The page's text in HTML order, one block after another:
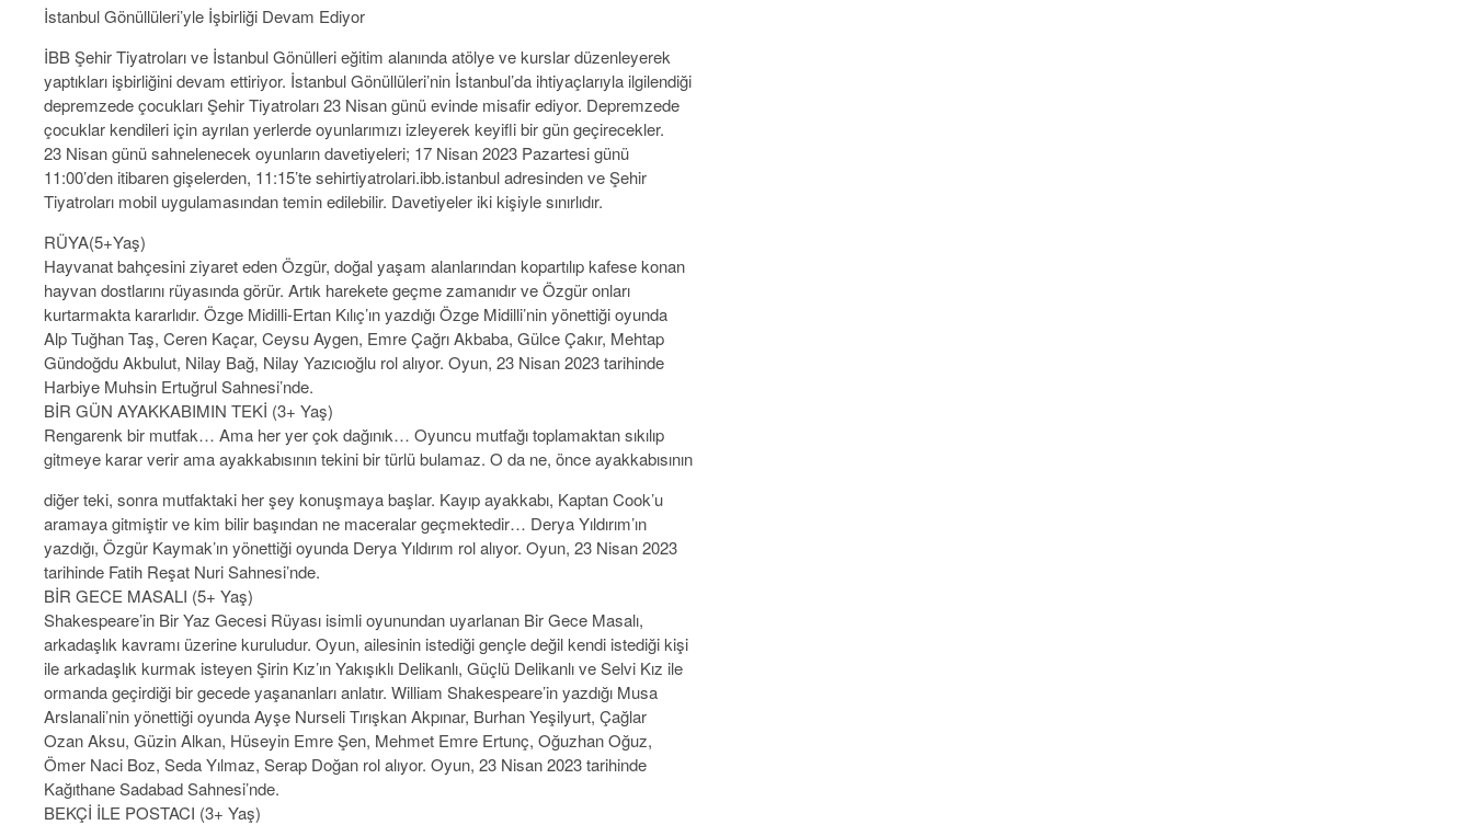
İstanbul Gönüllüleri’yle İşbirliği Devam Ediyor
İBB Şehir Tiyatroları ve İstanbul Gönülleri eğitim alanında atölye ve kurslar düzenleyerek
yaptıkları işbirliğini devam ettiriyor. İstanbul Gönüllüleri’nin İstanbul’da ihtiyaçlarıyla ilgilendiği
depremzede çocukları Şehir Tiyatroları 23 Nisan günü evinde misafir ediyor. Depremzede
çocuklar kendileri için ayrılan yerlerde oyunlarımızı izleyerek keyifli bir gün geçirecekler.
23 Nisan günü sahnelenecek oyunların davetiyeleri; 17 Nisan 2023 Pazartesi günü
11:00’den itibaren gişelerden, 11:15’te sehirtiyatrolari.ibb.istanbul adresinden ve Şehir
Tiyatroları mobil uygulamasından temin edilebilir. Davetiyeler iki kişiyle sınırlıdır.
RÜYA(5+Yaş)
Hayvanat bahçesini ziyaret eden Özgür, doğal yaşam alanlarından kopartılıp kafese konan
hayvan dostlarını rüyasında görür. Artık harekete geçme zamanıdır ve Özgür onları
kurtarmakta kararlıdır. Özge Midilli-Ertan Kılıç’ın yazdığı Özge Midilli’nin yönettiği oyunda
Alp Tuğhan Taş, Ceren Kaçar, Ceysu Aygen, Emre Çağrı Akbaba, Gülce Çakır, Mehtap
Gündoğdu Akbulut, Nilay Bağ, Nilay Yazıcıoğlu rol alıyor. Oyun, 23 Nisan 2023 tarihinde
Harbiye Muhsin Ertuğrul Sahnesi’nde.
BİR GÜN AYAKKABIMIN TEKİ (3+ Yaş)
Rengarenk bir mutfak… Ama her yer çok dağınık… Oyuncu mutfağı toplamaktan sıkılıp
gitmeye karar verir ama ayakkabısının tekini bir türlü bulamaz. O da ne, önce ayakkabısının
diğer teki, sonra mutfaktaki her şey konuşmaya başlar. Kayıp ayakkabı, Kaptan Cook’u
aramaya gitmiştir ve kim bilir başından ne maceralar geçmektedir… Derya Yıldırım’ın
yazdığı, Özgür Kaymak’ın yönettiği oyunda Derya Yıldırım rol alıyor. Oyun, 23 Nisan 2023
tarihinde Fatih Reşat Nuri Sahnesi’nde.
BİR GECE MASALI (5+ Yaş)
Shakespeare’in Bir Yaz Gecesi Rüyası isimli oyunundan uyarlanan Bir Gece Masalı,
arkadaşlık kavramı üzerine kuruludur. Oyun, ailesinin istediği gençle değil kendi istediği kişi
ile arkadaşlık kurmak isteyen Şirin Kız’ın Yakışıklı Delikanlı, Güçlü Delikanlı ve Selvi Kız ile
ormanda geçirdiği bir gecede yaşananları anlatır. William Shakespeare’in yazdığı Musa
Arslanali’nin yönettiği oyunda Ayşe Nurseli Tırışkan Akpınar, Burhan Yeşilyurt, Çağlar
Ozan Aksu, Güzin Alkan, Hüseyin Emre Şen, Mehmet Emre Ertunç, Oğuzhan Oğuz,
Ömer Naci Boz, Seda Yılmaz, Serap Doğan rol alıyor. Oyun, 23 Nisan 2023 tarihinde
Kağıthane Sadabad Sahnesi’nde.
BEKÇİ İLE POSTACI (3+ Yaş)